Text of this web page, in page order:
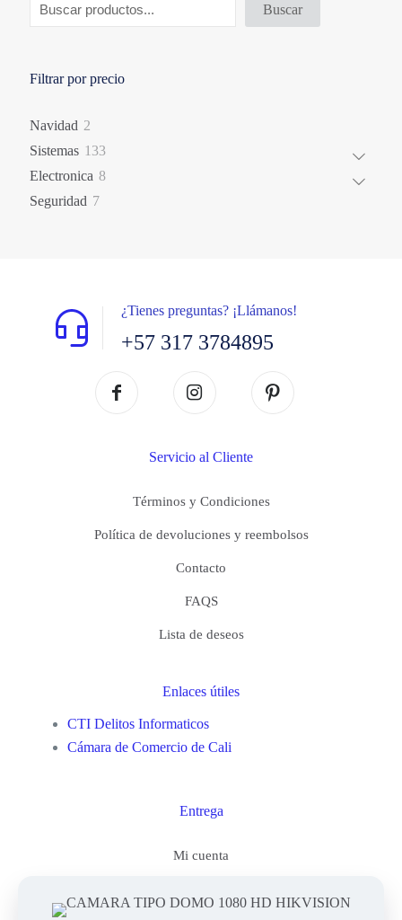
Buscar
Filtrar por precio
Navidad 2
Sistemas 133133
Electronica 88
Seguridad 77
¿Tienes preguntas? ¡Llámanos!
+57 317 3784895
Servicio al Cliente
Términos y Condiciones
Política de devoluciones y reembolsos
Contacto
FAQS
Lista de deseos
Enlaces útiles
CTI Delitos Informaticos
Cámara de Comercio de Cali
Entrega
Mi cuenta